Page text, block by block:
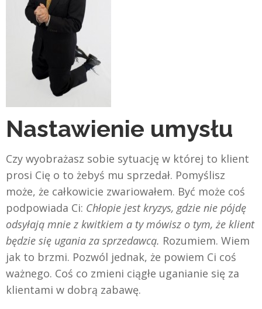
Nastawienie umysłu
Czy wyobrażasz sobie sytuację w której to klient
prosi Cię o to żebyś mu sprzedał. Pomyślisz
może, że całkowicie zwariowałem. Być może coś
podpowiada Ci: Chłopie jest kryzys, gdzie nie pójdę
odsyłają mnie z kwitkiem a ty mówisz o tym, że klient
będzie się ugania za sprzedawcą. Rozumiem. Wiem
jak to brzmi. Pozwól jednak, że powiem Ci coś
ważnego. Coś co zmieni ciągłe uganianie się za
klientami w dobrą zabawę.